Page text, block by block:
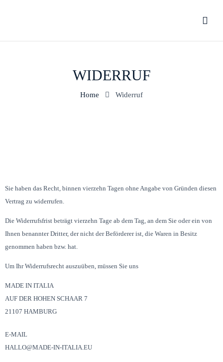
WIDERRUF
Home Widerruf
Sie haben das Recht, binnen vierzehn Tagen ohne Angabe von Gründen diesen
Vertrag zu widerrufen.
Die Widerrufsfrist beträgt vierzehn Tage ab dem Tag, an dem Sie oder ein von
Ihnen benannter Dritter, der nicht der Beförderer ist, die Waren in Besitz
genommen haben bzw. hat.
Um Ihr Widerrufsrecht auszuüben, müssen Sie uns
MADE IN ITALIA
AUF DER HOHEN SCHAAR 7
21107 HAMBURG
E-MAIL
HALLO@MADE-IN-ITALIA.EU